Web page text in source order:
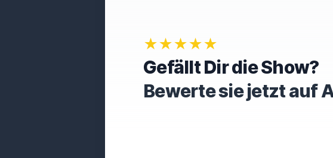
★★★★★
Gefällt Dir die Show?
Bewerte sie jetzt auf